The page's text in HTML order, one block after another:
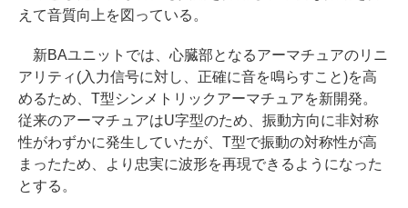
えて音質向上を図っている。
新BAユニットでは、心臓部となるアーマチュアのリニ
アリティ(入力信号に対し、正確に音を鳴らすこと)を高
めるため、T型シンメトリックアーマチュアを新開発。
従来のアーマチュアはU字型のため、振動方向に非対称
性がわずかに発生していたが、T型で振動の対称性が高
まったため、より忠実に波形を再現できるようになった
とする。